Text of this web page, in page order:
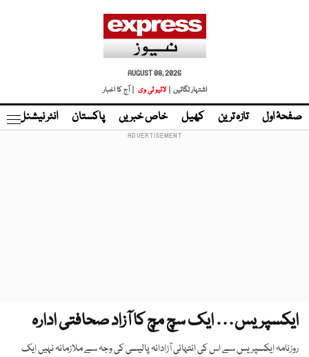
AUGUST 08, 2026
اشتہار لگائیں |
لائیو ٹی وی | آج کا اخبار
صفحۂ اول تازہ ترین کھیل خاص خبریں پاکستان انٹر نیشنل
ایکسپریس… ایک سچ مچ کا آزاد صحافتی ادارہ
روزنامہ ایکسپریس سے اس کی انتہائی آزادانہ پالیسی کی وجہ سے ملازمانہ نہیں ایک